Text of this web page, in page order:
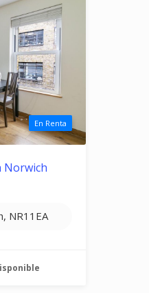
En Renta
Norwich
NR11EA